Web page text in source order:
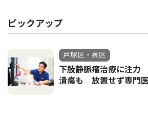
ピックアップ
戸塚区・泉区
下肢静脈瘤治療に注力
潰瘍も 放置せず専門